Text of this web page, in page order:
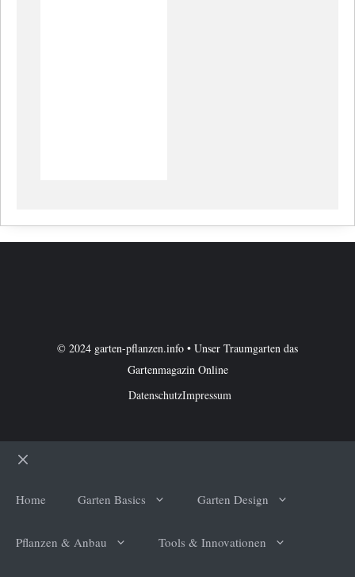
© 2024 garten-pflanzen.info • Unser Traumgarten das
Gartenmagazin Online
DatenschutzImpressum
Home Garten Basics Garten Design
Pflanzen & Anbau Tools & Innovationen